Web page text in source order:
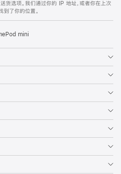
货选项。我们通过你的 IP 地址，或者你在上次
了你的位置。
mini